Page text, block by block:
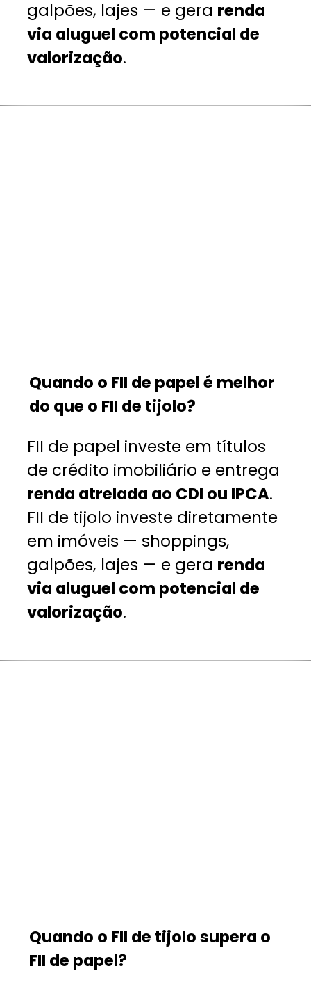
galpões, lajes — e gera renda
via aluguel com potencial de
valorização.
FII de papel investe em títulos
de crédito imobiliário e entrega
renda atrelada ao CDI ou IPCA.
FII de tijolo investe diretamente
em imóveis — shoppings,
galpões, lajes — e gera renda
via aluguel com potencial de
valorização.
Quando o FII de papel é melhor
do que o FII de tijolo?
Quando o FII de tijolo supera o
FII de papel?